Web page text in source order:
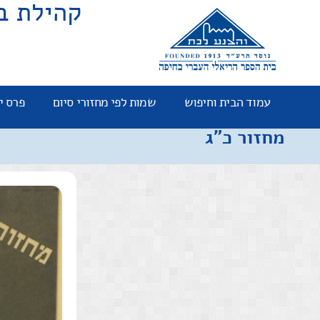
קהילת
עמוד הבית וחיפוש שמות לפי מחזורי סיום פרס
מחזור כ"ג